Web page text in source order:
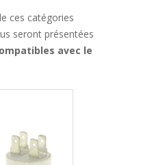
ces catégories
seront présentées
avec le